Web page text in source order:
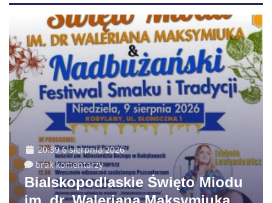
20:39 6 sierpnia 2026
brak komentarzy
Bialskopodlaskie Święto Miodu